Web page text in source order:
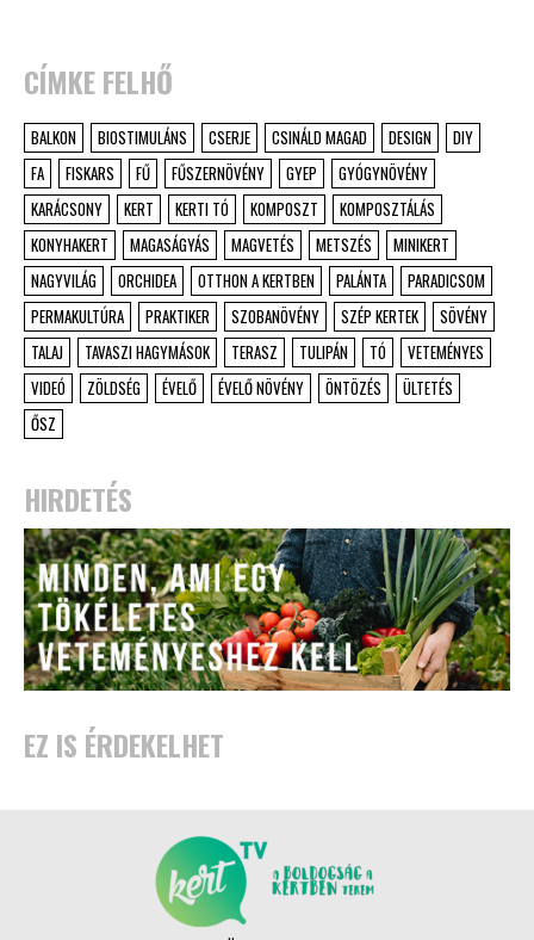
CÍMKE FELHŐ
BALKON BIOSTIMULÁNS CSERJE CSINÁLD MAGAD DESIGN
DIY
FA
FISKARS FŰ FŰSZERNÖVÉNY GYEP
GYÓGYNÖVÉNY
KARÁCSONY
KERT KERTI TÓ KOMPOSZT
KOMPOSZTÁLÁS
KONYHAKERT
MAGASÁGYÁS MAGVETÉS METSZÉS
MINIKERT
NAGYVILÁG
ORCHIDEA OTTHON A KERTBEN PALÁNTA
PARADICSOM
PERMAKULTÚRA
PRAKTIKER SZOBANÖVÉNY SZÉP KERTEK
SÖVÉNY
TALAJ
TAVASZI HAGYMÁSOK TERASZ TULIPÁN TÓ
VETEMÉNYES
VIDEÓ
ZÖLDSÉG ÉVELŐ ÉVELŐ NÖVÉNY ÖNTÖZÉS
ÜLTETÉS
ŐSZ
HIRDETÉS
EZ IS ÉRDEKELHET